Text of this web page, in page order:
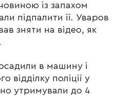
із запахом
підпалити її. Уваров
зняти на відео, як
в машину і
відділку поліції у
утримували до 4